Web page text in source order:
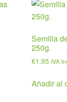
Semilla
250g.
€1,95 IVA
Añadir al